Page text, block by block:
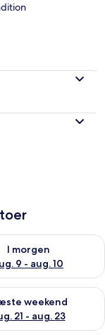
9
I morgen
9 - aug. 10
for i
14 - aug. 16
weekend
21 - aug. 23
for næste